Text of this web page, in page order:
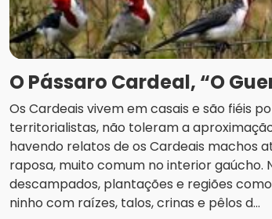
O Pássaro Cardeal, “O
Os Cardeais vivem em casais e são fiéis
territorialistas, não toleram a
havendo relatos de os Cardeais machos
raposa, muito comum no interior
descampados, plantações e regiões
ninho com raízes, talos, crinas e pêlos d...